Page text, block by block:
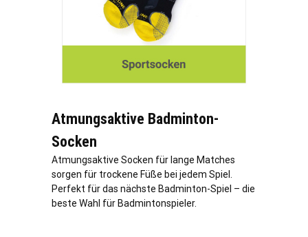
Atmungsaktive Badminton-
Socken
Atmungsaktive Socken für lange Matches
sorgen für trockene Füße bei jedem Spiel.
Perfekt für das nächste Badminton-Spiel – die
beste Wahl für Badmintonspieler.